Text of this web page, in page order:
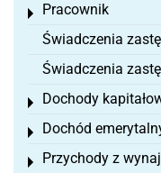
Pracownik
Toggle menu
Świadczenia
Świadczenia
Dochody
Toggle menu
Dochód
Toggle menu
Przychody z
Toggle menu